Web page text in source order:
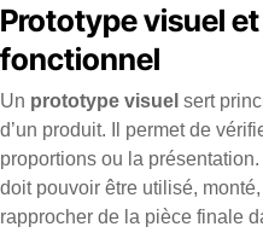
Prototype visuel
fonctionnel
Un prototype visuel sert
d’un produit. Il permet de
proportions ou la présentation.
doit pouvoir être utilisé,
rapprocher de la pièce finale